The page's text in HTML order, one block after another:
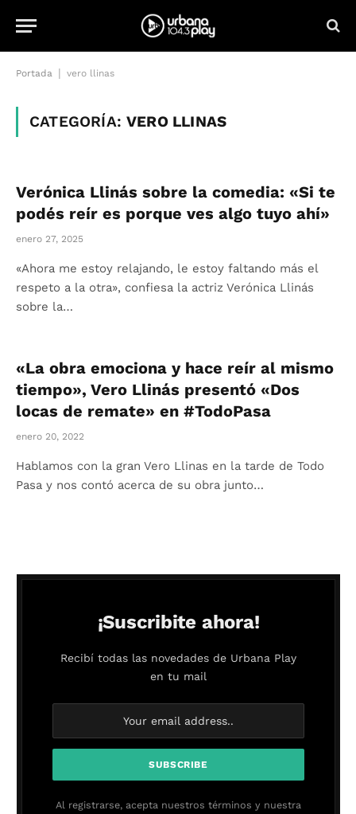
Portada vero llinas
CATEGORÍA:VERO LLINAS
Verónica Llinás sobre la comedia: «Si te
podés reír es porque ves algo tuyo ahí»
enero 27, 2025
«Ahora me estoy relajando, le estoy faltando más el
respeto a la otra», confiesa la actriz Verónica Llinás
sobre la…
«La obra emociona y hace reír al mismo
tiempo», Vero Llinás presentó «Dos
locas de remate» en #TodoPasa
enero 20, 2022
Hablamos con la gran Vero Llinas en la tarde de Todo
Pasa y nos contó acerca de su obra junto…
¡Suscribite ahora!
Recibí todas las novedades de Urbana Play
en tu mail
Al registrarse, acepta nuestros términos y nuestra